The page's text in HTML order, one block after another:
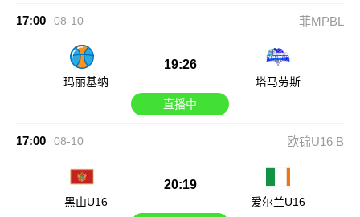
17:00 08-10 菲MPBL
玛丽基纳
19:26
塔马劳斯
直播中
17:00 08-10 欧锦U16 B
黑山U16
20:19
爱尔兰U16